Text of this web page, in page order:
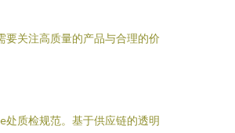
关注高质量的产品与合理的价
质检规范。基于供应链的透明